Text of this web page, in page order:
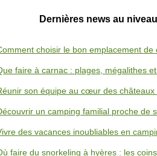
Dernières news au
choisir le bon emplacement de
faire à carnac : plages, mégalithes
son équipe au cœur des châteaux
un camping familial proche de
des vacances inoubliables en
faire du snorkeling à hyères : les